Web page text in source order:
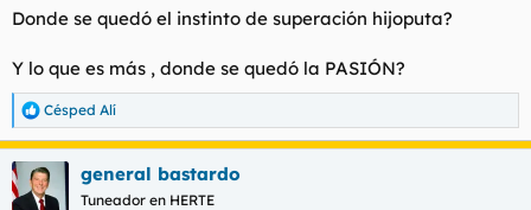
Donde se quedó el instinto de superación hijoputa?
Y lo que es más , donde se quedó la PASIÓN?
R
e
a
c
Césped Alí
general bastardo
Tuneador en HERTE